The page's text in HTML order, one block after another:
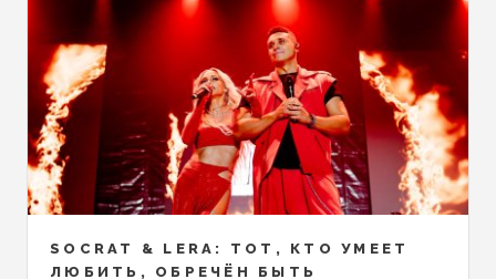
SOCRAT & LERA: ТОТ, КТО УМЕЕТ
ЛЮБИТЬ, ОБРЕЧЁН БЫТЬ